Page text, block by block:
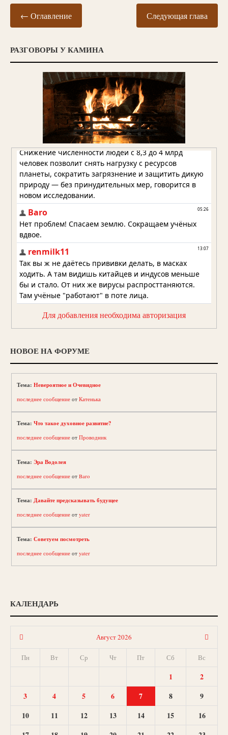
← Оглавление Следующая глава
РАЗГОВОРЫ У КАМИНА
Для добавления необходима авторизация
НОВОЕ НА ФОРУМЕ
Тема: Невероятное и Очевидное
последнее сообщение от Катенька
Тема: Что такое духовное развитие?
последнее сообщение от Проводник
Тема: Эра Водолея
последнее сообщение от Baro
Тема: Давайте предсказывать будущее
последнее сообщение от yater
Тема: Советуем посмотреть
последнее сообщение от yater
КАЛЕНДАРЬ
Август 2026
Пн Вт Ср Чт Пт Сб Вс
1
2
3
4 5 6 7 8
9
10
11 12 13 14 15
16